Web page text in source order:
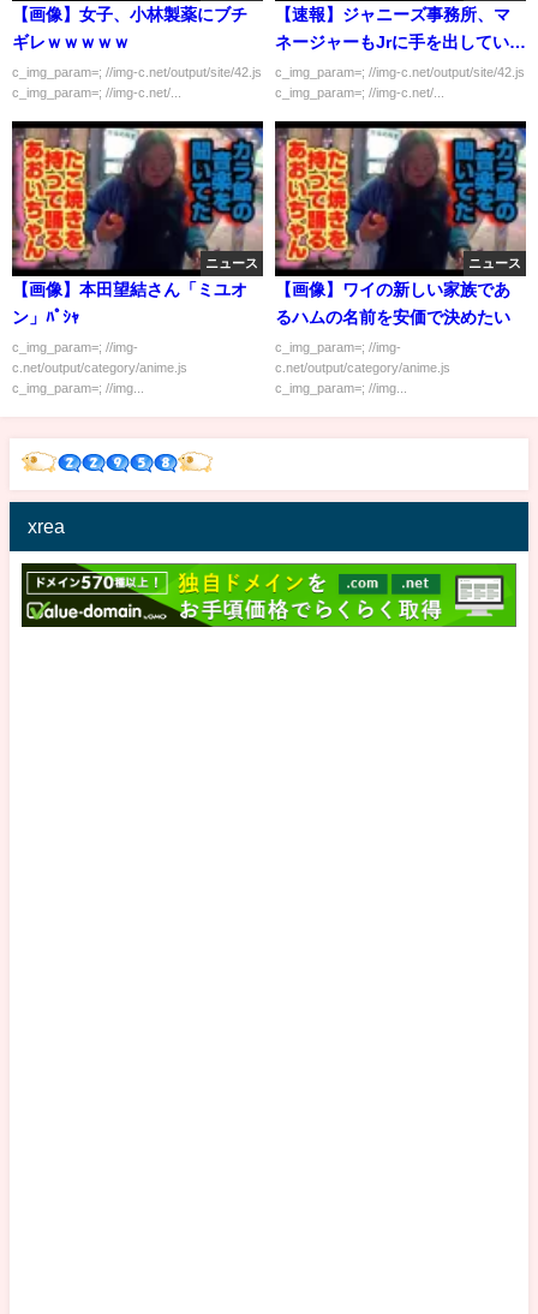
【画像】女子、小林製薬にブチ
ギレｗｗｗｗｗ
c_img_param=; //img-c.net/output/site/42.js
c_img_param=; //img-c.net/...
【速報】ジャニーズ事務所、マ
ネージャーもJrに手を出していた
ｗｗｗｗｗ
c_img_param=; //img-c.net/output/site/42.js
c_img_param=; //img-c.net/...
ニュース
【画像】本田望結さん「ミユオ
ン」ﾊﾟｼｬ
c_img_param=; //img-
c.net/output/category/anime.js
c_img_param=; //img...
ニュース
【画像】ワイの新しい家族であ
るハムの名前を安価で決めたい
c_img_param=; //img-
c.net/output/category/anime.js
c_img_param=; //img...
xrea